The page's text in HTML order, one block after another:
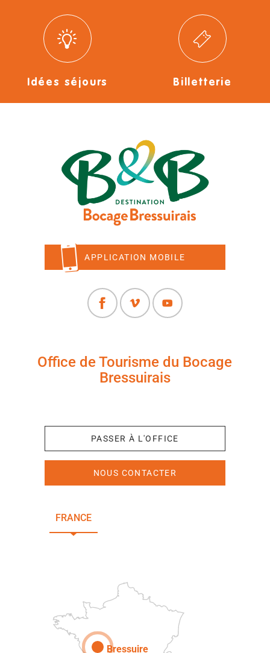
Idées séjours Billetterie
APPLICATION MOBILE
Office de Tourisme du Bocage
Bressuirais
PASSER À L'OFFICE
NOUS CONTACTER
FRANCE
Bressuire